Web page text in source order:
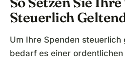
Steuerlich
Um Ihre Spenden steuerlich
bedarf es einer